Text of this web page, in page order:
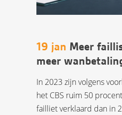
19 jan Meer
meer
In 2023 zijn volgens
het CBS ruim 50
failliet verklaard dan in